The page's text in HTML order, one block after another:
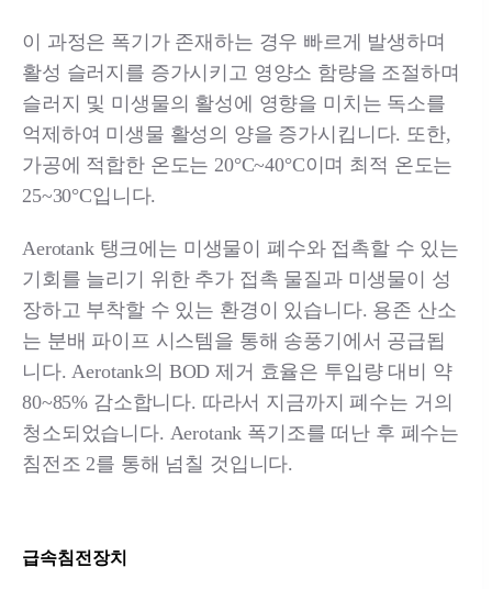
​이 과정은 폭기가 존재하는 경우 빠르게 발생하며
활성 슬러지를 증가시키고 영양소 함량을 조절하며
슬러지 및 미생물의 활성에 영향을 미치는 독소를
억제하여 미생물 활성의 양을 증가시킵니다. 또한,
가공에 적합한 온도는 20°C~40°C이며 최적 온도는
25~30°C입니다.
​Aerotank 탱크에는 미생물이 폐수와 접촉할 수 있는
기회를 늘리기 위한 추가 접촉 물질과 미생물이 성
장하고 부착할 수 있는 환경이 있습니다. 용존 산소
는 분배 파이프 시스템을 통해 송풍기에서 공급됩
니다. Aerotank의 BOD 제거 효율은 투입량 대비 약
80~85% 감소합니다. 따라서 지금까지 폐수는 거의
청소되었습니다. Aerotank 폭기조를 떠난 후 폐수는
침전조 2를 통해 넘칠 것입니다.
급속침전장치